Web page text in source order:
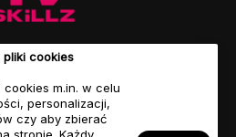
pliki cookies
m.in. w celu
personalizacji,
czy aby zbierać